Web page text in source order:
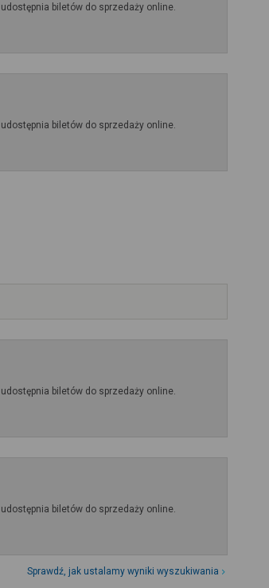
biletów do sprzedaży online.
biletów do sprzedaży online.
biletów do sprzedaży online.
biletów do sprzedaży online.
Sprawdź, jak ustalamy wyniki wyszukiwania